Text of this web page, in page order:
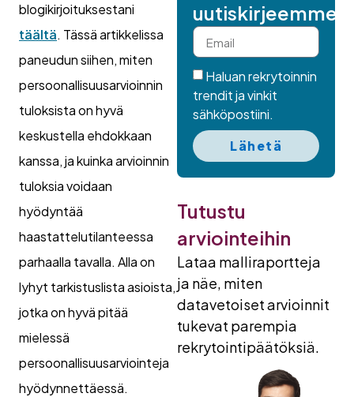
blogikirjoituksestani
täältä. Tässä artikkelissa
paneudun siihen, miten
persoonallisuusarvioinnin
tuloksista on hyvä
keskustella ehdokkaan
kanssa, ja kuinka arvioinnin
tuloksia voidaan
hyödyntää
haastattelutilanteessa
parhaalla tavalla. Alla on
lyhyt tarkistuslista asioista,
jotka on hyvä pitää
mielessä
persoonallisuusarviointeja
hyödynnettäessä.
uutiskirjeemme.
Haluan rekrytoinnin
trendit ja vinkit
sähköpostiini.
Lähetä
Tutustu
arviointeihin
Lataa malliraportteja
ja näe, miten
datavetoiset arvioinnit
tukevat parempia
rekrytointipäätöksiä.